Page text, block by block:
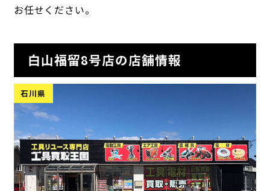
お任せください。
白山福留8号店の店舗情報
石川県